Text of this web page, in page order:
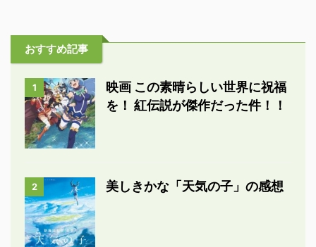
おすすめ記事
1
映画 この素晴らしい世界に祝福
を！ 紅伝説が傑作だった件！！
2 美しきかな「天気の子」の感想